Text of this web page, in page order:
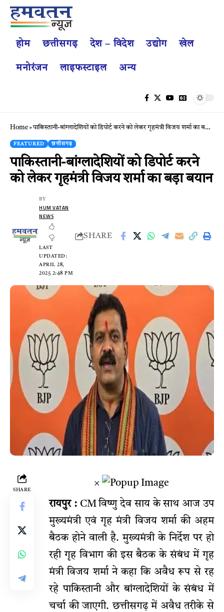
होम छत्तीसगढ़ देश – विदेश उद्योग खेल
मनोरंजन लाइफस्टाइल अन्य
Home»पाकिस्तानी-बांग्लादेशियों को डिपोर्ट करने को लेकर गृहमंत्री विजय शर्मा का बड़ा बयान
FEATURED छत्तीसगढ़
पाकिस्तानी-बांग्लादेशियों को डिपोर्ट करने
को लेकर गृहमंत्री विजय शर्मा का बड़ा बयान
LAST
UPDATED:
APRIL 28,
2025 2:48 PM
BY
HUM VATAN
NEWS
SHARE
SHARE
×
रायपुर :CM विष्णु देव साय के साथ आज उप
मुख्यमंत्री एवं गृह मंत्री विजय शर्मा की अहम
बैठक होने वाली है. मुख्यमंत्री के निर्देश पर हो
रही गृह विभाग की इस बैठक के संबंध में गृह
मंत्री विजय शर्मा ने कहा कि अवैध रूप से रह
रहे पाकिस्तानी और बांग्लादेशियों के संबंध में
चर्चा की जाएगी. छत्तीसगढ़ में अवैध तरीके से